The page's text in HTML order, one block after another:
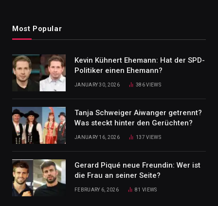
Most Popular
Kevin Kühnert Ehemann: Hat der SPD-
Politiker einen Ehemann?
JANUARY 30, 2026 386VIEWS
Tanja Schweiger Aiwanger getrennt?
Was steckt hinter den Gerüchten?
JANUARY 16, 2026 137VIEWS
Gerard Piqué neue Freundin: Wer ist
die Frau an seiner Seite?
FEBRUARY 6, 2026 81VIEWS